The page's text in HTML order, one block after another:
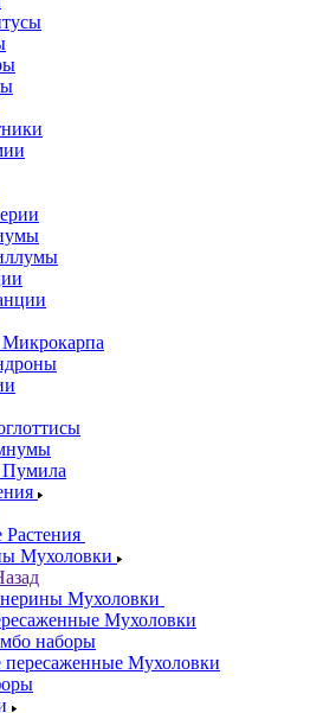
Мухоловки
Мухоловки
Мухоловки
наборы
пересаженные Мухоловки